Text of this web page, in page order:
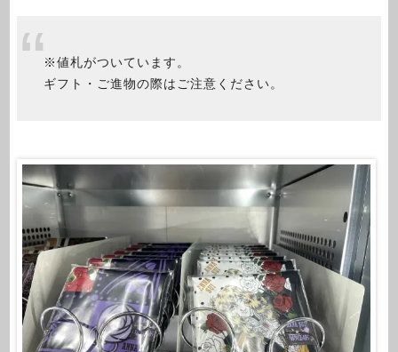
※値札がついています。
ギフト・ご進物の際はご注意ください。